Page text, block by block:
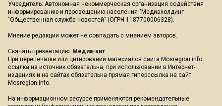
Учредитель: Автономная некоммерческая организация содействия
информированию и просвещению населения "Медиахолдинг
"Общественная служба новостей" (ОГРН 1187700006328).
Мнение редакции может не совпадать с мнением авторов.
Скачать презентацию: Медиа-кит
При перепечатке или цитировании материалов сайта Mosregion.info
ссылка на источник обязательна, при использовании в Интернет-
изданиях и на сайтах обязательна прямая гиперссылка на сайт
Mosregion.info.
На информационном ресурсе применяются рекомендательные